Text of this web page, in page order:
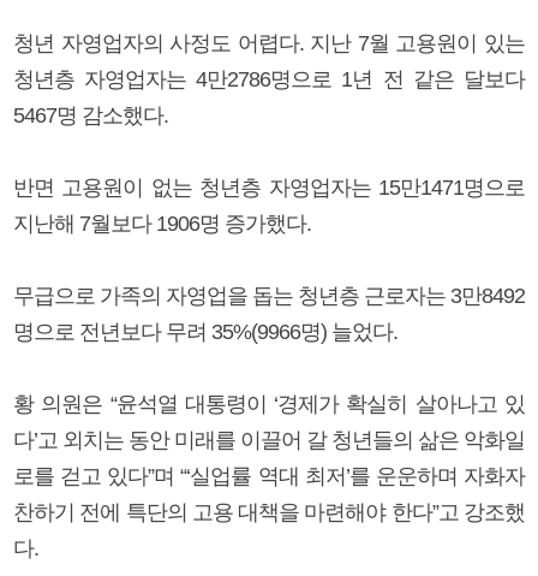
청년 자영업자의 사정도 어렵다. 지난 7월 고용원이 있는
청년층 자영업자는 4만2786명으로 1년 전 같은 달보다
5467명 감소했다.
반면 고용원이 없는 청년층 자영업자는 15만1471명으로
지난해 7월보다 1906명 증가했다.
무급으로 가족의 자영업을 돕는 청년층 근로자는 3만8492
명으로 전년보다 무려 35%(9966명) 늘었다.
황 의원은 “윤석열 대통령이 ‘경제가 확실히 살아나고 있
다’고 외치는 동안 미래를 이끌어 갈 청년들의 삶은 악화일
로를 걷고 있다”며 “‘실업률 역대 최저’를 운운하며 자화자
찬하기 전에 특단의 고용 대책을 마련해야 한다”고 강조했
다.